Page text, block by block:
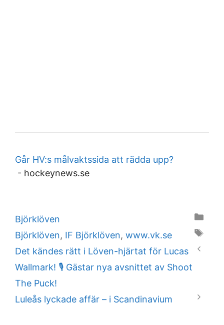
Går HV:s målvaktssida att rädda upp?
- hockeynews.se
Categories
Björklöven
Tags
Björklöven, IF Björklöven, www.vk.se
Det kändes rätt i Löven-hjärtat för Lucas
Wallmark! 🎙️ Gästar nya avsnittet av Shoot
The Puck!
Luleås lyckade affär – i Scandinavium